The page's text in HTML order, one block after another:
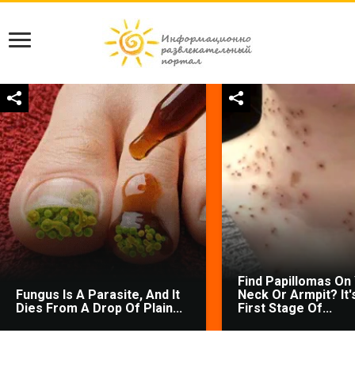
Fungus Is A Parasite, And It
Dies From A Drop Of Plain...
Find Papillomas On
Neck Or Armpit?
First Stage Of...